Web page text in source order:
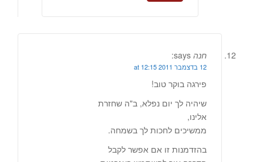
חנה says:
12 בדצמבר 2011 at 12:15
פירגה בוקר טוב!
שיהיה לך יום נפלא, ב"ה שחזרת
אלינו,
ממשיכים לחכות לך בשמחה.
בהזדמנות זו אם אפשר לקבל